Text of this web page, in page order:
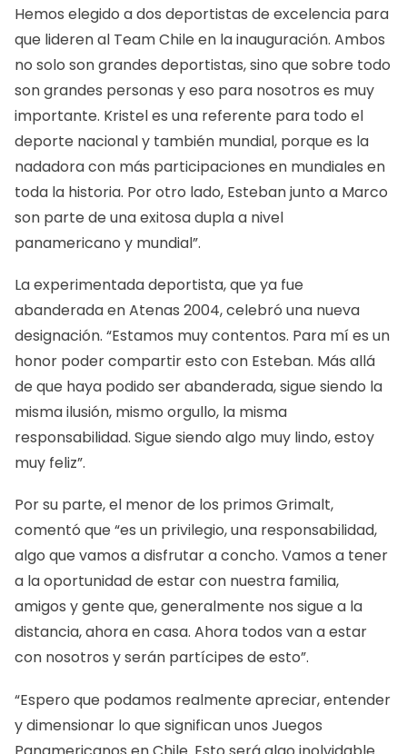
Hemos elegido a dos deportistas de excelencia para
que lideren al Team Chile en la inauguración. Ambos
no solo son grandes deportistas, sino que sobre todo
son grandes personas y eso para nosotros es muy
importante. Kristel es una referente para todo el
deporte nacional y también mundial, porque es la
nadadora con más participaciones en mundiales en
toda la historia. Por otro lado, Esteban junto a Marco
son parte de una exitosa dupla a nivel
panamericano y mundial”.
La experimentada deportista, que ya fue
abanderada en Atenas 2004, celebró una nueva
designación. “Estamos muy contentos. Para mí es un
honor poder compartir esto con Esteban. Más allá
de que haya podido ser abanderada, sigue siendo la
misma ilusión, mismo orgullo, la misma
responsabilidad. Sigue siendo algo muy lindo, estoy
muy feliz”.
Por su parte, el menor de los primos Grimalt,
comentó que “es un privilegio, una responsabilidad,
algo que vamos a disfrutar a concho. Vamos a tener
a la oportunidad de estar con nuestra familia,
amigos y gente que, generalmente nos sigue a la
distancia, ahora en casa. Ahora todos van a estar
con nosotros y serán partícipes de esto”.
“Espero que podamos realmente apreciar, entender
y dimensionar lo que significan unos Juegos